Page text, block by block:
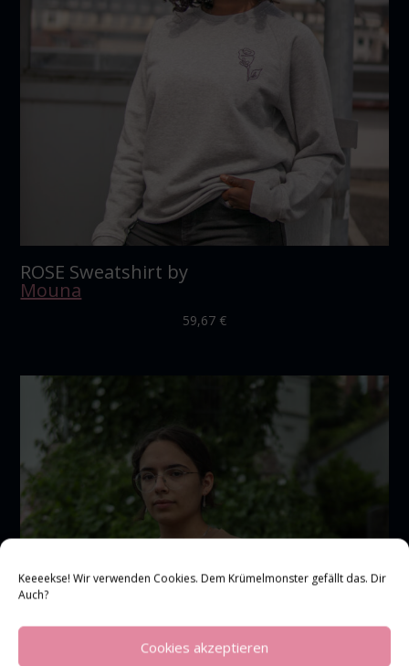
Keeeekse! Wir verwenden Cookies. Dem Krümelmonster gefällt das. Dir
Auch?
Cookies akzeptieren
ROSE Sweatshirt by
Mouna
59,67 €